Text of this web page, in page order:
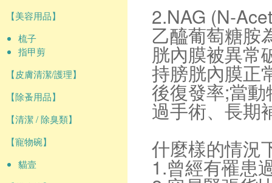
【美容用品】
梳子
指甲剪
【皮膚清潔/護理】
【除蚤用品】
【清潔 / 除臭類】
【寵物碗】
貓壹
2.NAG (N-
乙醯葡萄糖胺
胱內膜被異常
持膀胱內膜正
後復發率;當
過手術、長期
什麼樣的情況
1.曾經有罹患